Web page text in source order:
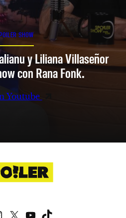
SHOW
y Liliana Villaseñor
con Rana Fonk.
Youtube
Instagram
X YouTube